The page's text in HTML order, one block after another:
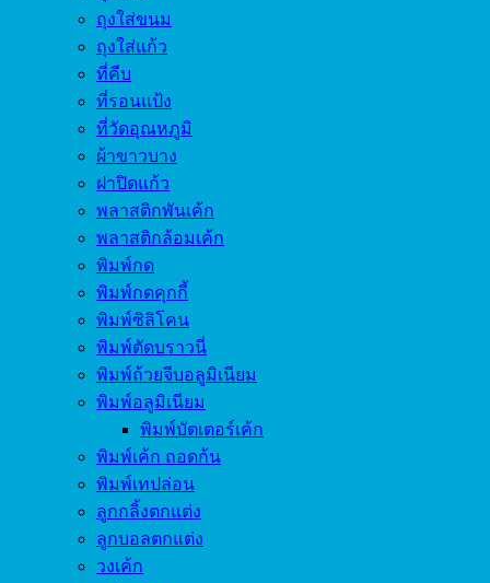
ถุงใส่ขนม
ถุงใส่แก้ว
ที่คีบ
ที่รอนแป้ง
ที่วัดอุณหภูมิ
ผ้าขาวบาง
ฝาปิดแก้ว
พลาสติกพันเค้ก
พลาสติกล้อมเค้ก
พิมพ์กด
พิมพ์กดคุกกี้
พิมพ์ซิลิโคน
พิมพ์ตัดบราวนี่
พิมพ์ถ้วยจีบอลูมิเนียม
พิมพ์อลูมิเนียม
พิมพ์บัตเตอร์เค้ก
พิมพ์เค้ก ถอดก้น
พิมพ์เทปล่อน
ลูกกลิ้งตกแต่ง
ลูกบอลตกแต่ง
วงเค้ก